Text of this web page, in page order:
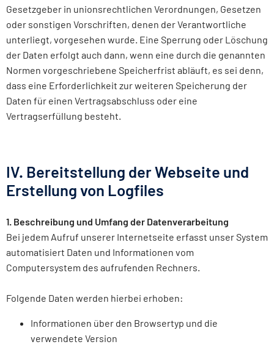
Gesetzgeber in unionsrechtlichen Verordnungen, Gesetzen
oder sonstigen Vorschriften, denen der Verantwortliche
unterliegt, vorgesehen wurde. Eine Sperrung oder Löschung
der Daten erfolgt auch dann, wenn eine durch die genannten
Normen vorgeschriebene Speicherfrist abläuft, es sei denn,
dass eine Erforderlichkeit zur weiteren Speicherung der
Daten für einen Vertragsabschluss oder eine
Vertragserfüllung besteht.
IV. Bereitstellung der Webseite und
Erstellung von Logfiles
1. Beschreibung und Umfang der Datenverarbeitung
Bei jedem Aufruf unserer Internetseite erfasst unser System
automatisiert Daten und Informationen vom
Computersystem des aufrufenden Rechners.
Folgende Daten werden hierbei erhoben:
Informationen über den Browsertyp und die
verwendete Version